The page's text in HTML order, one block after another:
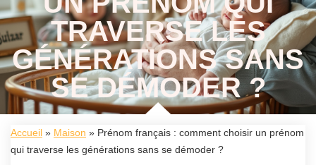
TRAVERSE LES
GÉNÉRATIONS SANS
SE DÉMODER ?
Accueil » Maison » Prénom français : comment choisir un prénom
qui traverse les générations sans se démoder ?